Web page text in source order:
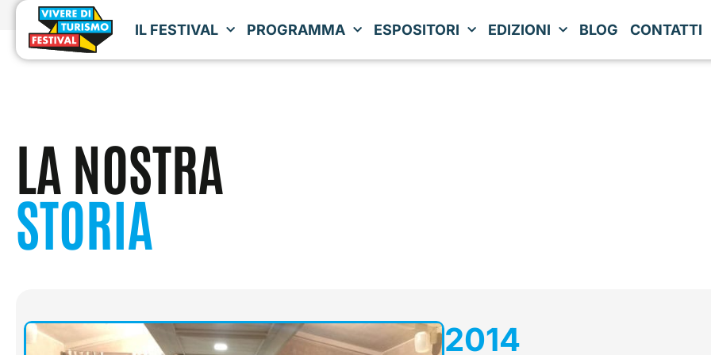
IL FESTIVAL PROGRAMMA ESPOSITORI EDIZIONI BLOG CONTATTI
LA NOSTRA
STORIA
2014